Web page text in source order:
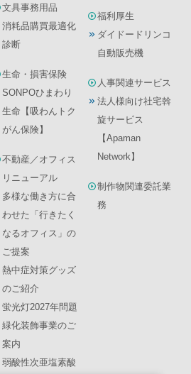
文具事務用品
消耗品購買最適化
診断
生命・損害保険
SONPOひまわり
生命【吸わんトク
がん保険】
不動産／オフィス
リニューアル
多様な働き方に合
わせた「行きたく
なるオフィス」の
ご提案
熱中症対策グッズ
のご紹介
蛍光灯2027年問題
緑化装飾事業のご
案内
弱酸性次亜塩素酸
福利厚生
ダイドードリンコ
自動販売機
人事関連サービス
法人様向け社宅斡
旋サービス
【Apaman
Network】
制作物関連委託業
務